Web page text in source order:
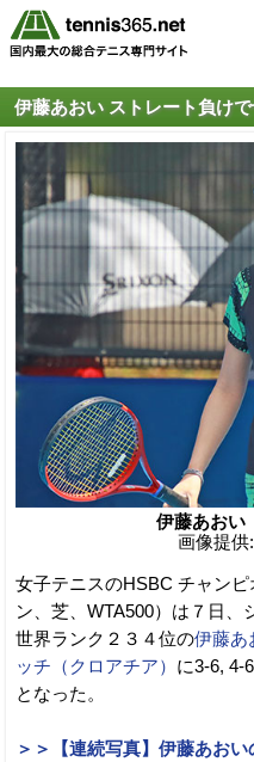
伊藤あおい ストレート負け
伊藤あおい
画像提供
女子テニスのHSBC チャン
ン、芝、WTA500）は７日、
世界ランク２３４位の伊藤あ
ッチ（クロアチア） に3-6, 4-
となった。
＞＞【連続写真】伊藤あお